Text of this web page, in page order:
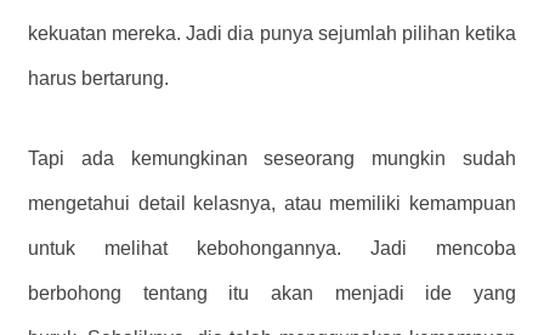
kekuatan mereka. Jadi dia punya sejumlah pilihan ketika
harus bertarung.
Tapi ada kemungkinan seseorang mungkin sudah
mengetahui detail kelasnya, atau memiliki kemampuan
untuk melihat kebohongannya. Jadi mencoba
berbohong tentang itu akan menjadi ide yang